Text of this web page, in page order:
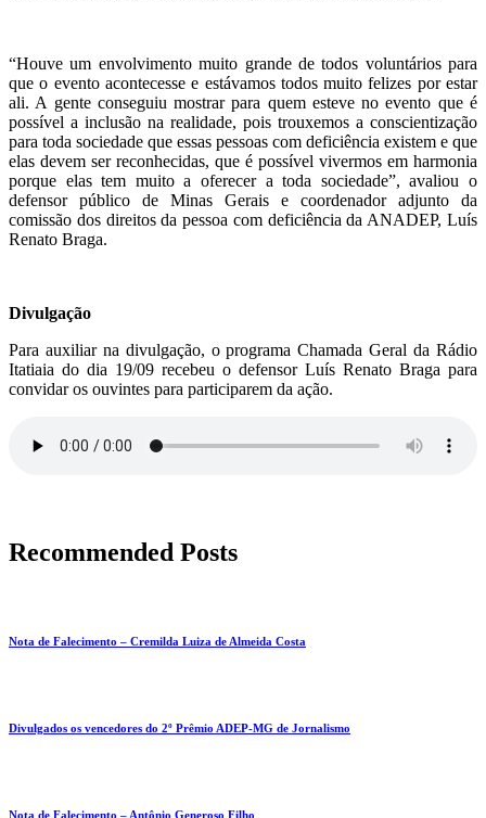
“Houve um envolvimento muito grande de todos voluntários para
que o evento acontecesse e estávamos todos muito felizes por estar
ali. A gente conseguiu mostrar para quem esteve no evento que é
possível a inclusão na realidade, pois trouxemos a conscientização
para toda sociedade que essas pessoas com deficiência existem e que
elas devem ser reconhecidas, que é possível vivermos em harmonia
porque elas tem muito a oferecer a toda sociedade”, avaliou o
defensor público de Minas Gerais e coordenador adjunto da
comissão dos direitos da pessoa com deficiência da ANADEP, Luís
Renato Braga.
Divulgação
Para auxiliar na divulgação, o programa Chamada Geral da Rádio
Itatiaia do dia 19/09 recebeu o defensor Luís Renato Braga para
convidar os ouvintes para participarem da ação.
Recommended Posts
Nota de Falecimento – Cremilda Luiza de Almeida Costa
Divulgados os vencedores do 2º Prêmio ADEP-MG de Jornalismo
Nota de Falecimento – Antônio Generoso Filho